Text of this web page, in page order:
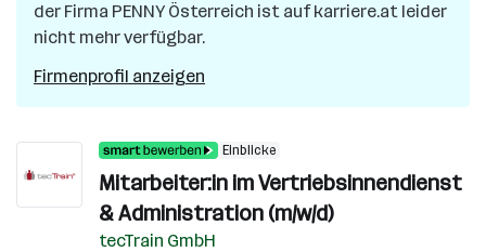
der Firma PENNY Österreich ist auf karriere.at leider
nicht mehr verfügbar.
Firmenprofil anzeigen
Einblicke
Mitarbeiter:in im Vertriebsinnendienst
& Administration (m/w/d)
tecTrain GmbH